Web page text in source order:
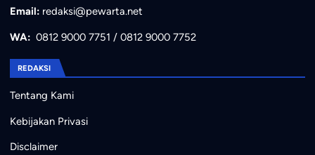
Email: redaksi@pewarta.net
WA: 0812 9000 7751 / 0812 9000 7752
REDAKSI
Tentang Kami
Kebijakan Privasi
Disclaimer